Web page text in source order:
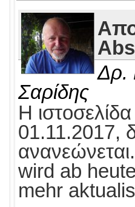
Δρ.
Σαρίδης
Η
01.11.2017,
wird ab
mehr